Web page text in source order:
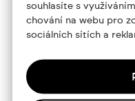
souhlasíte s
chování na webu pro
sociálních sítích a